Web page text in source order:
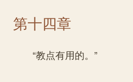
第十四章
“教点有用的。”